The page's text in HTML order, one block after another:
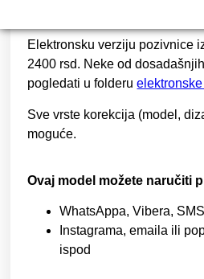
Elektronsku verziju pozivnice
2400 rsd. Neke od
pogledati u folderu
Sve vrste korekcija (model,
moguće.
Ovaj model možete naručiti
WhatsAppa, Vibera,
Instagrama, emaila ili
ispod